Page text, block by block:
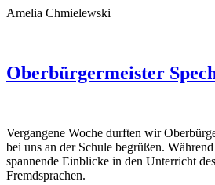
Amelia Chmielewski
Oberbürgermeister
Vergangene Woche durften wir
bei uns an der Schule begrüßen.
spannende Einblicke in den Unterricht
Fremdsprachen.